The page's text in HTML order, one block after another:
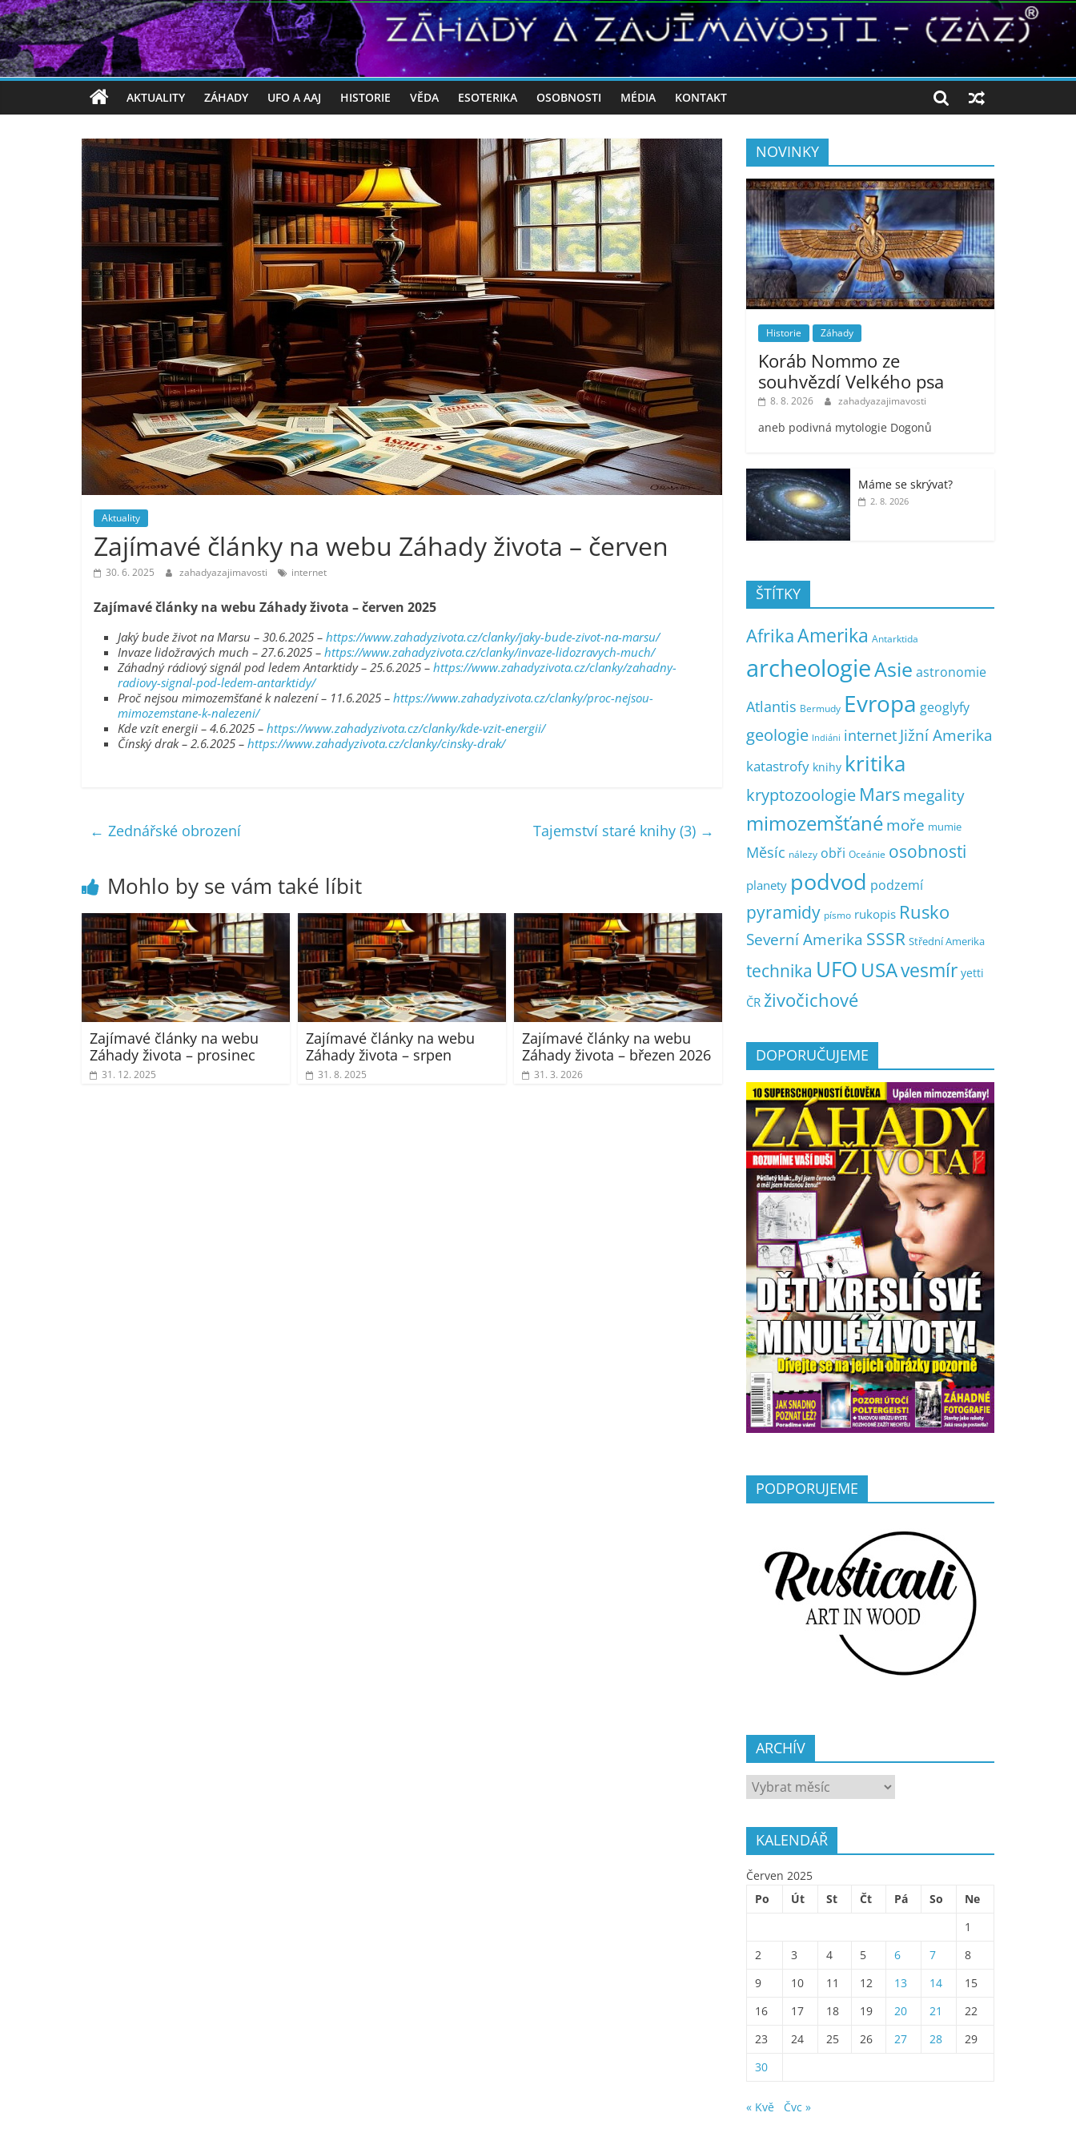
AKTUALITY ZÁHADY UFO A AAJ HISTORIE VĚDA ESOTERIKA OSOBNOSTI MÉDIA KONTAKT
Aktuality
Zajímavé články na webu Záhady života – červen
30. 6. 2025 zahadyazajimavosti internet
Zajímavé články na webu Záhady života – červen 2025
Jaký bude život na Marsu – 30.6.2025 – https://www.zahadyzivota.cz/clanky/jaky-bude-zivot-na-marsu/
Invaze lidožravých much – 27.6.2025 – https://www.zahadyzivota.cz/clanky/invaze-lidozravych-much/
Záhadný rádiový signál pod ledem Antarktidy – 25.6.2025 – https://www.zahadyzivota.cz/clanky/zahadny-
radiovy-signal-pod-ledem-antarktidy/
Proč nejsou mimozemšťané k nalezení – 11.6.2025 – https://www.zahadyzivota.cz/clanky/proc-nejsou-
mimozemstane-k-nalezeni/
Kde vzít energii – 4.6.2025 – https://www.zahadyzivota.cz/clanky/kde-vzit-energii/
Čínský drak – 2.6.2025 – https://www.zahadyzivota.cz/clanky/cinsky-drak/
← Zednářské obrození Tajemství staré knihy (3) →
Mohlo by se vám také líbit
Zajímavé články na webu
Záhady života – prosinec
31. 12. 2025
Zajímavé články na webu
Záhady života – srpen
31. 8. 2025
Zajímavé články na webu
Záhady života – březen 2026
31. 3. 2026
NOVINKY
Historie Záhady
Koráb Nommo ze
souhvězdí Velkého psa
8. 8. 2026 zahadyazajimavosti
aneb podivná mytologie Dogonů
Máme se skrývat?
2. 8. 2026
ŠTÍTKY
AfrikaAmerika Antarktida
archeologieAsie astronomie
Atlantis Bermudy Evropa geoglyfy
geologie Indiáni internet Jižní Amerika
katastrofy knihy kritika
kryptozoologie Marsmegality
mimozemšťanémoře mumie
Měsíc nálezy obři Oceánie osobnosti
planety podvod podzemí
pyramidy písmo rukopis Rusko
Severní Amerika SSSR Střední Amerika
technika UFO USAvesmír yetti
ČR živočichové
DOPORUČUJEME
PODPORUJEME
ARCHÍV
ARCHÍV
KALENDÁŘ
Červen 2025
Po
Út St Čt Pá So
Ne
1
2
3 4 5 6 7
8
9
10 11 12 13 14
15
16
17 18 19 20 21
22
23
24 25 26 27 28
29
30
« Kvě Čvc »